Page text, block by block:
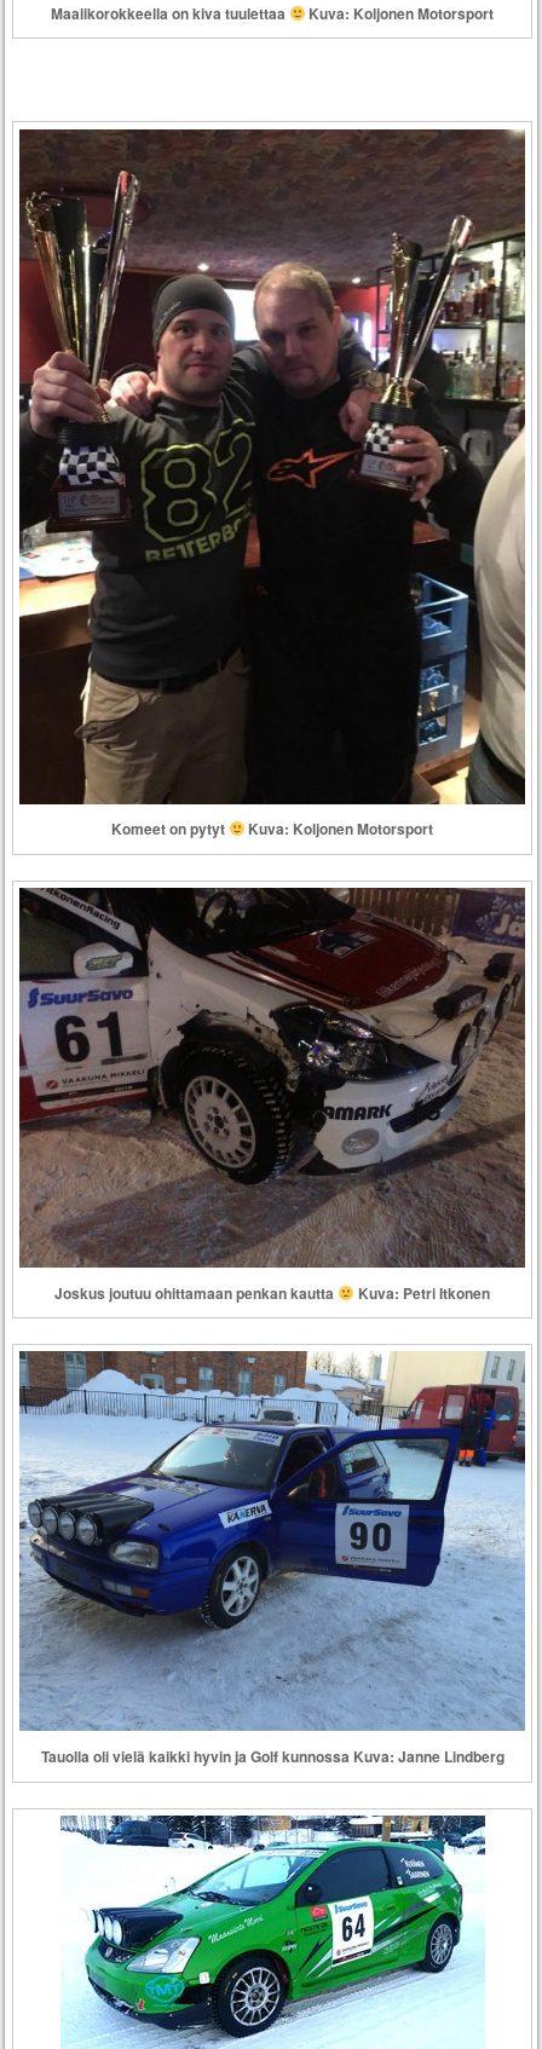
Maalikorokkeella on kiva tuulettaa Kuva: Koljonen Motorsport
Komeet on pytyt Kuva: Koljonen Motorsport
Joskus joutuu ohittamaan penkan kautta Kuva: Petri Itkonen
Tauolla oli vielä kaikki hyvin ja Golf kunnossa Kuva: Janne Lindberg